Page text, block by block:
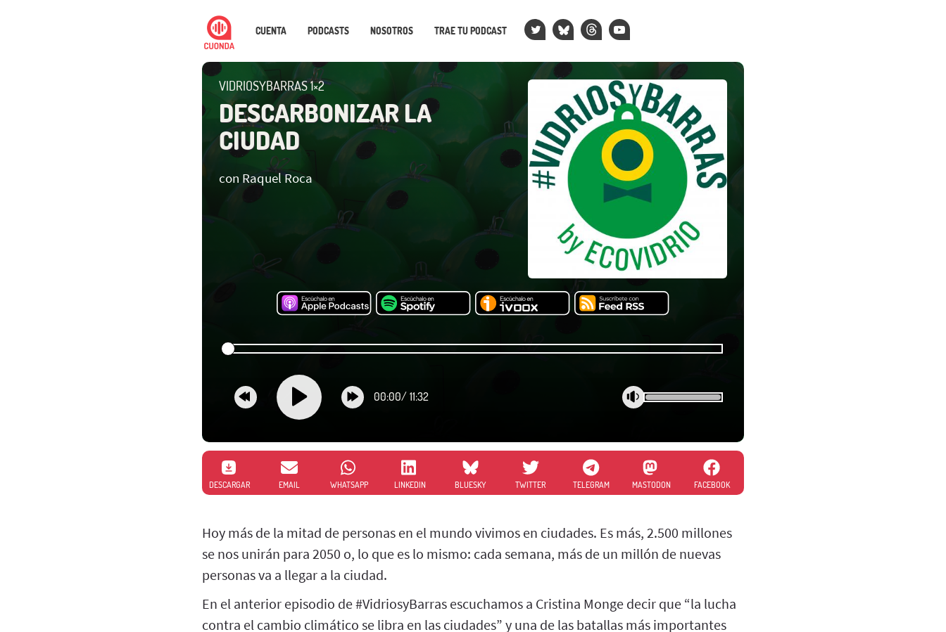
CUENTA PODCASTS NOSOTROS TRAE TU PODCAST
VIDRIOSYBARRAS 1×2
DESCARBONIZAR LA
CIUDAD
con Raquel Roca
00:00/ 11:32
DESCARGAR EMAIL WHATSAPP LINKEDIN BLUESKY TWITTER TELEGRAM MASTODON FACEBOOK
Hoy más de la mitad de personas en el mundo vivimos en ciudades. Es más, 2.500 millones
se nos unirán para 2050 o, lo que es lo mismo: cada semana, más de un millón de nuevas
personas va a llegar a la ciudad.
En el anterior episodio de #VidriosyBarras escuchamos a Cristina Monge decir que “la lucha
contra el cambio climático se libra en las ciudades” y una de las batallas más importantes